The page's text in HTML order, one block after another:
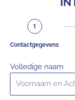
1
Contactgegevens
Volledige naam